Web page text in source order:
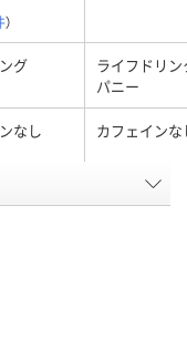
）
グ
ライフドリ
パニー
なし カフェインな